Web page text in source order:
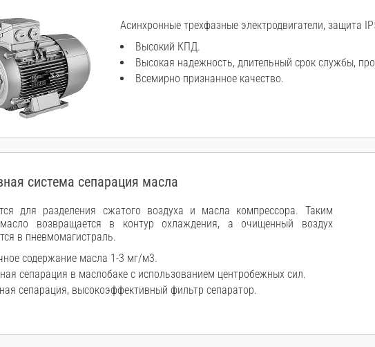
Асинхронные трехфазные электродвигатели, защита
Высокий КПД.
Высокая надежность, длительный срок службы,
Всемирно признанное качество.
система сепарация масла
для разделения сжатого воздуха и масла компрессора. Таким
возвращается в контур охлаждения, а очищенный воздух
в пневмомагистраль.
содержание масла 1-3 мг/м3.
сепарация в маслобаке с использованием центробежных сил.
сепарация, высокоэффективный фильтр сепаратор.